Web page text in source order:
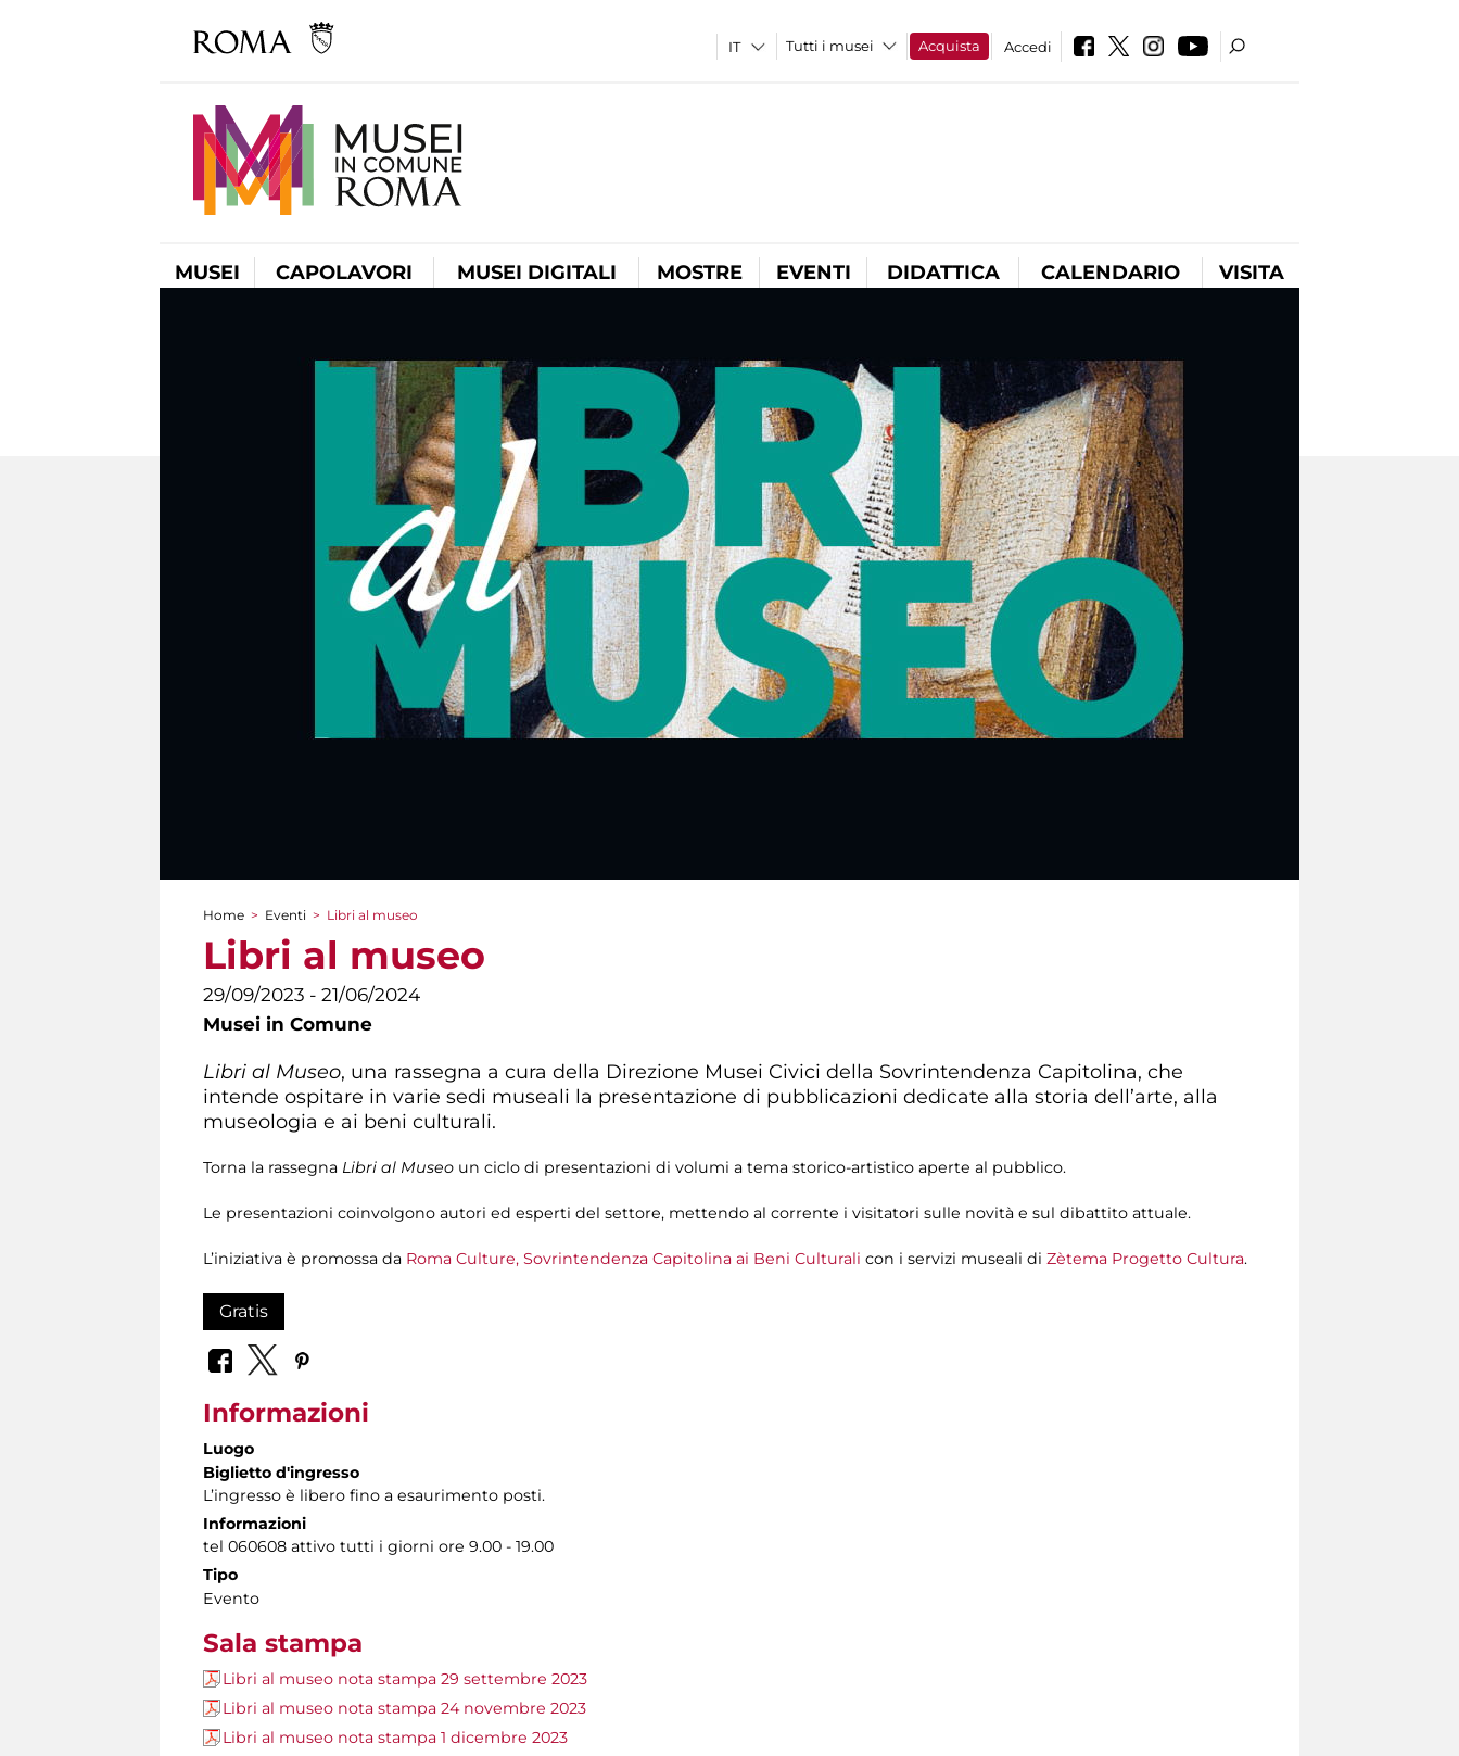
Tutti i musei Acquista Accedi
MUSEI CAPOLAVORI MUSEI DIGITALI MOSTRE EVENTI DIDATTICA CALENDARIO VISITA
Tu sei qui
Home > Eventi > Libri al museo
Libri al museo
29/09/2023 - 21/06/2024
Musei in Comune
Libri al Museo, una rassegna a cura della Direzione Musei Civici della Sovrintendenza Capitolina, che
intende ospitare in varie sedi museali la presentazione di pubblicazioni dedicate alla storia dell’arte, alla
museologia e ai beni culturali.
Torna la rassegna Libri al Museo un ciclo di presentazioni di volumi a tema storico-artistico aperte al pubblico.
Le presentazioni coinvolgono autori ed esperti del settore, mettendo al corrente i visitatori sulle novità e sul dibattito attuale.
L’iniziativa è promossa da Roma Culture, Sovrintendenza Capitolina ai Beni Culturali con i servizi museali di Zètema Progetto Cultura.
Gratis
Informazioni
Luogo
Biglietto d'ingresso
L’ingresso è libero fino a esaurimento posti.
Informazioni
tel 060608 attivo tutti i giorni ore 9.00 - 19.00
Tipo
Evento
Sala stampa
Libri al museo nota stampa 29 settembre 2023
Libri al museo nota stampa 24 novembre 2023
Libri al museo nota stampa 1 dicembre 2023